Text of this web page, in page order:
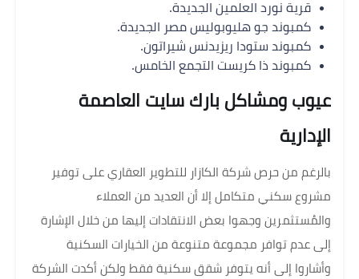
قرية نورد العلمين الجديدة.
كمبوند جو هليوبوليس مصر الجديدة.
كمبوند ستودا ريزيدنس شيراتون.
كمبوند ذا كريست التجمع الخامس.
عيوب ومشاكل بارك سايت العاصمة
الإدارية
بالرغم من حرص شركة الكازار للتطوير العقاري على توفير
مشروع سكني متكامل إلا أن العديد من العملاء
والمُستثمرين وجهوا بعض الانتقادات إليها من خلال الإشارة
إلى عدم توافر مجموعة متنوعة من الخيارات السكنية
وأشاروا إلى أنه يتوفر شقق سكنية فقط ولكن أكدت الشركة